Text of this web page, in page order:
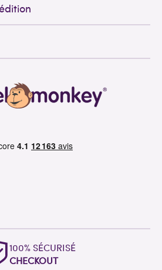
100% SÉCURISÉ
CHECKOUT